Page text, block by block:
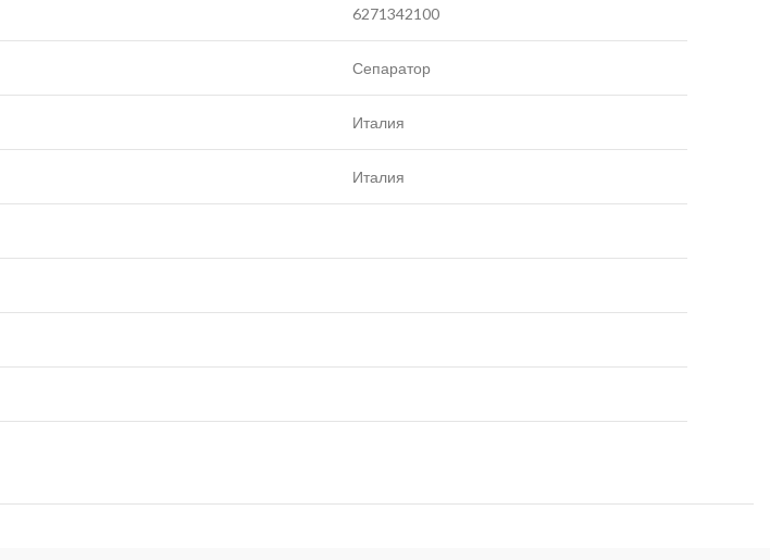
6271342100
Сепаратор
Италия
Италия